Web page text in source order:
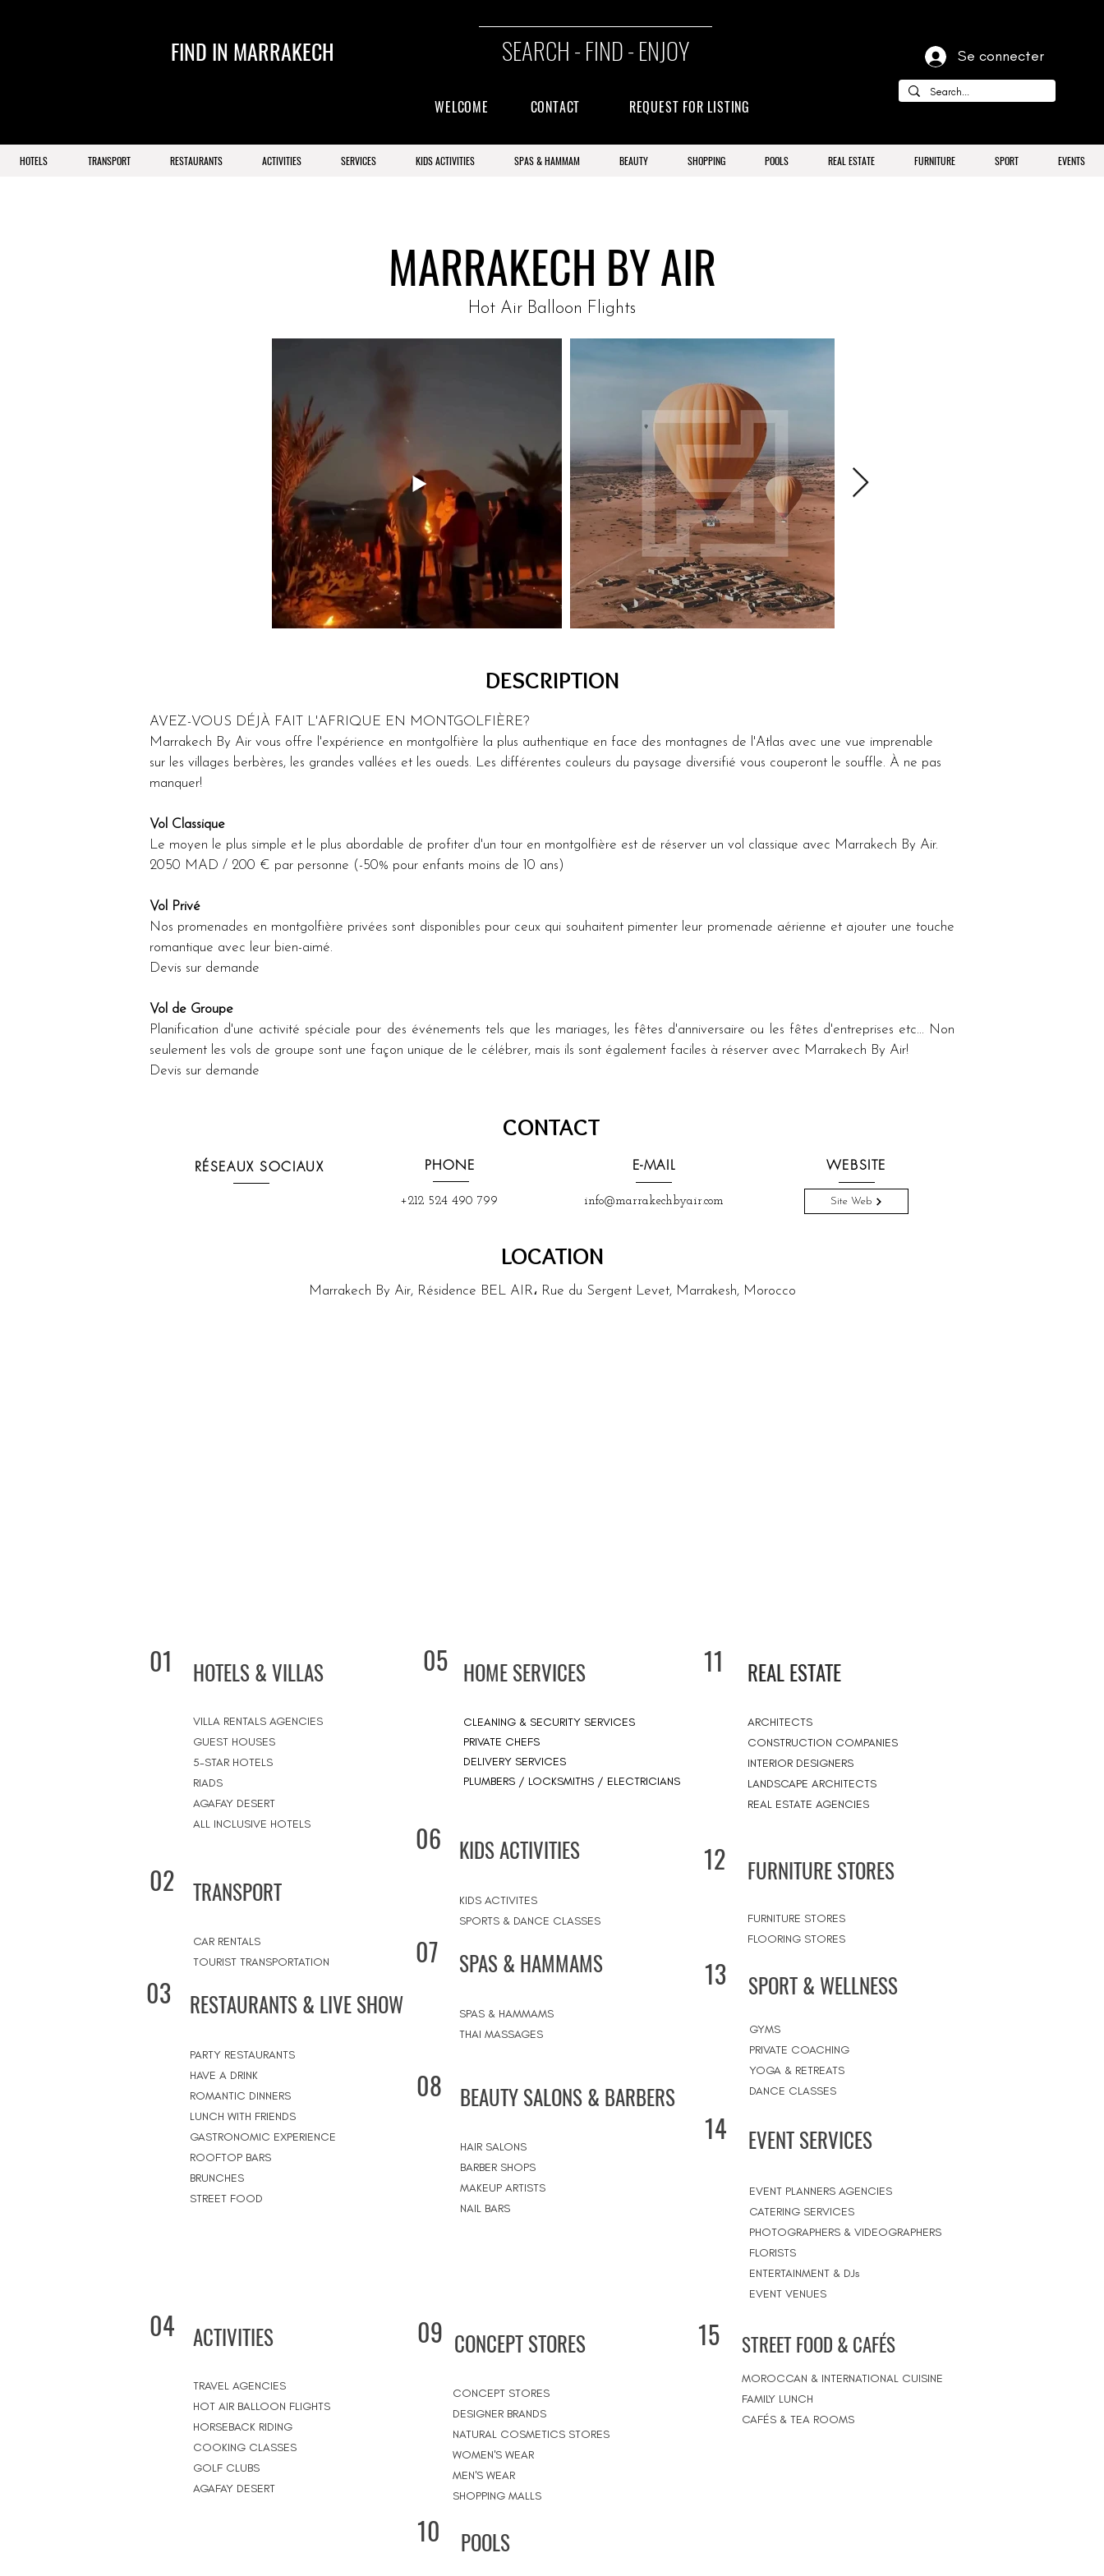
FIND IN MARRAKECH SEARCH - FIND - ENJOY
WELCOME CONTACT REQUEST FOR LISTING
Se connecter
HOTELS TRANSPORT RESTAURANTS ACTIVITIES SERVICES KIDS ACTIVITIES SPAS & HAMMAM BEAUTY SHOPPING POOLS REAL ESTATE FURNITURE SPORT EVENTS
MARRAKECH BY AIR
Hot Air Balloon Flights
DESCRIPTION
AVEZ-VOUS DÉJÀ FAIT L'AFRIQUE EN MONTGOLFIÈRE?
Marrakech By Air vous offre l'expérience en montgolfière la plus authentique en face des montagnes de l'Atlas avec une vue imprenable
sur les villages berbères, les grandes vallées et les oueds. Les différentes couleurs du paysage diversifié vous couperont le souffle. À ne pas
manquer!
Vol Classique
Le moyen le plus simple et le plus abordable de profiter d'un tour en montgolfière est de réserver un vol classique avec Marrakech By Air.
2050 MAD / 200 € par personne (-50% pour enfants moins de 10 ans)
Vol Privé
Nos promenades en montgolfière privées sont disponibles pour ceux qui souhaitent pimenter leur promenade aérienne et ajouter une touche
romantique avec leur bien-aimé.
Devis sur demande
Vol de Groupe
Planification d'une activité spéciale pour des événements tels que les mariages, les fêtes d'anniversaire ou les fêtes d'entreprises etc... Non
seulement les vols de groupe sont une façon unique de le célébrer, mais ils sont également faciles à réserver avec Marrakech By Air!
Devis sur demande
CONTACT
RÉSEAUX SOCIAUX PHONE
+212 524 490 799
E-MAIL
info@marrakechbyair.com
WEBSITE
Site Web
LOCATION
Marrakech By Air, Résidence BEL AIR، Rue du Sergent Levet, Marrakesh, Morocco
01 HOTELS & VILLAS
VILLA RENTALS AGENCIES
GUEST HOUSES
5-STAR HOTELS
RIADS
AGAFAY DESERT
ALL INCLUSIVE HOTELS
02 TRANSPORT
CAR RENTALS
TOURIST TRANSPORTATION
03 RESTAURANTS & LIVE SHOW
PARTY RESTAURANTS
HAVE A DRINK
ROMANTIC DINNERS
LUNCH WITH FRIENDS
GASTRONOMIC EXPERIENCE
ROOFTOP BARS
BRUNCHES
STREET FOOD
04 ACTIVITIES
TRAVEL AGENCIES
HOT AIR BALLOON FLIGHTS
HORSEBACK RIDING
COOKING CLASSES
GOLF CLUBS
AGAFAY DESERT
05 HOME SERVICES
CLEANING & SECURITY SERVICES
PRIVATE CHEFS
DELIVERY SERVICES
PLUMBERS / LOCKSMITHS / ELECTRICIANS
11 REAL ESTATE
ARCHITECTS
CONSTRUCTION COMPANIES
INTERIOR DESIGNERS
LANDSCAPE ARCHITECTS
REAL ESTATE AGENCIES
06 KIDS ACTIVITIES
KIDS ACTIVITES
SPORTS & DANCE CLASSES
12 FURNITURE STORES
FURNITURE STORES
FLOORING STORES
07 SPAS & HAMMAMS
SPAS & HAMMAMS
THAI MASSAGES
08 BEAUTY SALONS & BARBERS
HAIR SALONS
BARBER SHOPS
MAKEUP ARTISTS
NAIL BARS
13 SPORT & WELLNESS
GYMS
PRIVATE COACHING
YOGA & RETREATS
DANCE CLASSES
14 EVENT SERVICES
EVENT PLANNERS AGENCIES
CATERING SERVICES
PHOTOGRAPHERS & VIDEOGRAPHERS
FLORISTS
ENTERTAINMENT & DJs
EVENT VENUES
09 CONCEPT STORES
CONCEPT STORES
DESIGNER BRANDS
NATURAL COSMETICS STORES
WOMEN'S WEAR
MEN'S WEAR
SHOPPING MALLS
15 STREET FOOD & CAFÉS
MOROCCAN & INTERNATIONAL CUISINE
FAMILY LUNCH
CAFÉS & TEA ROOMS
10 POOLS